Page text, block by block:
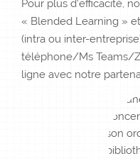
Pour plus d’efficacité,
« Blended Learning »
(intra ou inter-
téléphone/Ms Teams/
ligne avec notre